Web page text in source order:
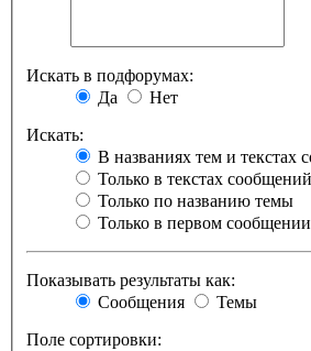
Искать в подфорумах:
Да
Нет
Искать:
В названиях тем и текстах
Только в текстах сообщений
Только по названию темы
Только в первом
Показывать результаты как:
Сообщения
Темы
Поле сортировки: